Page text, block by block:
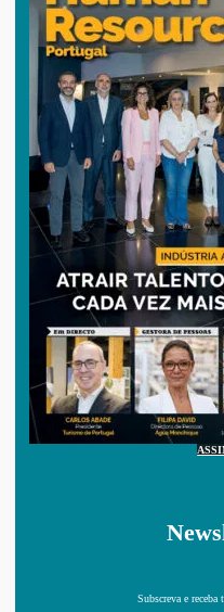
Subscreva e receba